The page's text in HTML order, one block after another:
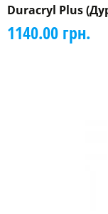
Duracryl Plus
1140.00 грн.